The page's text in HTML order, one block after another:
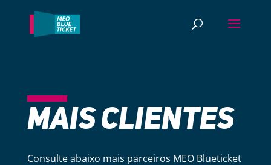
MAIS CLIENTES
Consulte abaixo mais parceiros MEO Blueticket